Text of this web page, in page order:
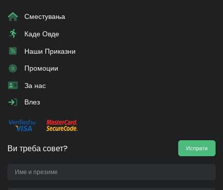
Сместувања
Каде Овде
Наши Приказни
Промоции
За нас
Влез
Ви треба совет? Испрати